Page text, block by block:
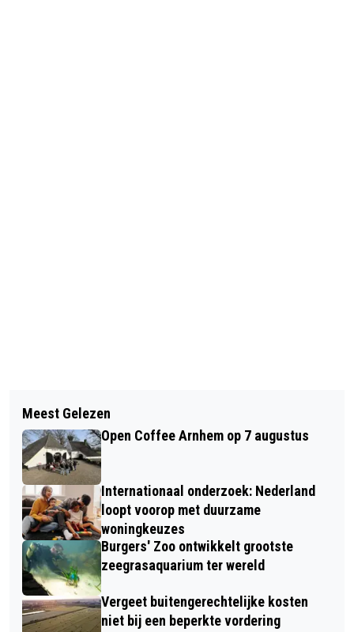
WITTE ANJER PRIJS 2024 OP 13 JUNI
GRATIS GESPREKSGROEP
‘NABESTAAN NA ZELFDODING' START
IN ARNHEM
Meest Gelezen
Open Coffee Arnhem op 7 augustus
Internationaal onderzoek: Nederland
loopt voorop met duurzame
woningkeuzes
Burgers' Zoo ontwikkelt grootste
zeegrasaquarium ter wereld
Vergeet buitengerechtelijke kosten
niet bij een beperkte vordering